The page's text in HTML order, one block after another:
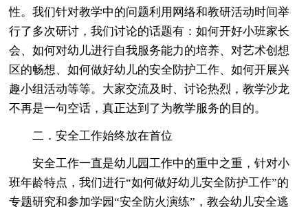
性。我们针对教学中的问题利用网络和教研活动时间举
行了多次研讨，我们讨论的话题有：如何开好小班家长
会、如何对幼儿进行自我服务能力的培养、对艺术创想
区的畅想、如何做好幼儿的安全防护工作、如何开展兴
趣小组活动等等。大家交流及时、讨论热烈，教学沙龙
不再是一句空话，真正达到了为教学服务的目的。
二．安全工作始终放在首位
安全工作一直是幼儿园工作中的重中之重，针对小
班年龄特点，我们进行“如何做好幼儿安全防护工作”的
专题研究和参加学园“安全防火演练”，教会幼儿安全逃